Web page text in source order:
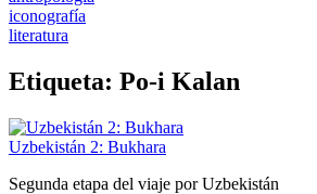
iconografía
literatura
Etiqueta: Po-i Kalan
Uzbekistán 2: Bukhara
Segunda etapa del viaje por Uzbekistán